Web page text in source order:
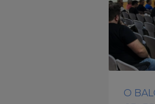
O